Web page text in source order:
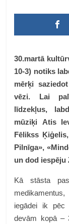
30.martā
10-3) notiks
mērķi
vēzi. Lai
līdzekļus,
mūziķi Atis
Fēlikss
Pilnīga»,
un dod iespēju
Kā stāsta
iegādei ik pēc
devām kopā –